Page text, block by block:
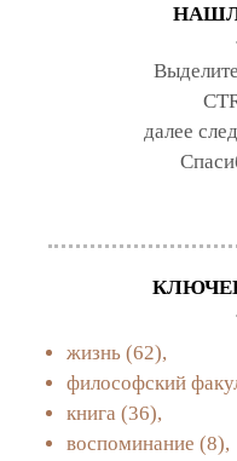
далее
жизнь (62),
философский
книга (36),
воспоминание (8),